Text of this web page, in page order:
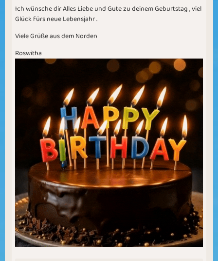
Ich wünsche dir Alles Liebe und Gute zu deinem Geburtstag , viel
Glück fürs neue Lebensjahr .
Viele Grüße aus dem Norden
Roswitha